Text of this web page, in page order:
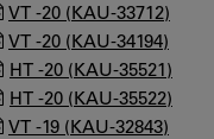
VT -20 (KAU-33712)
VT -20 (KAU-34194)
HT -20 (KAU-35521)
HT -20 (KAU-35522)
VT -19 (KAU-32843)